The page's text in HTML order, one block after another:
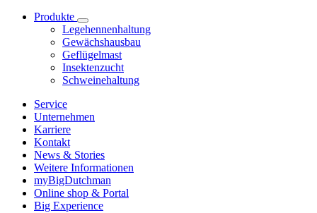
Produkte
Legehennenhaltung
Gewächshausbau
Geflügelmast
Insektenzucht
Schweinehaltung
Service
Unternehmen
Karriere
Kontakt
News & Stories
Weitere Informationen
myBigDutchman
Online shop & Portal
Big Experience